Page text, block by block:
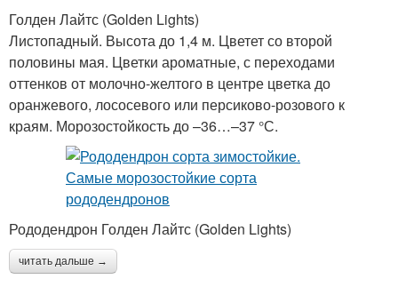
Голден Лайтс (Golden Lights)
Листопадный. Высота до 1,4 м. Цветет со второй
половины мая. Цветки ароматные, с переходами
оттенков от молочно-желтого в центре цветка до
оранжевого, лососевого или персиково-розового к
краям. Морозостойкость до –36…–37 °С.
Рододендрон Голден Лайтс (Golden Lights)
читать дальше →